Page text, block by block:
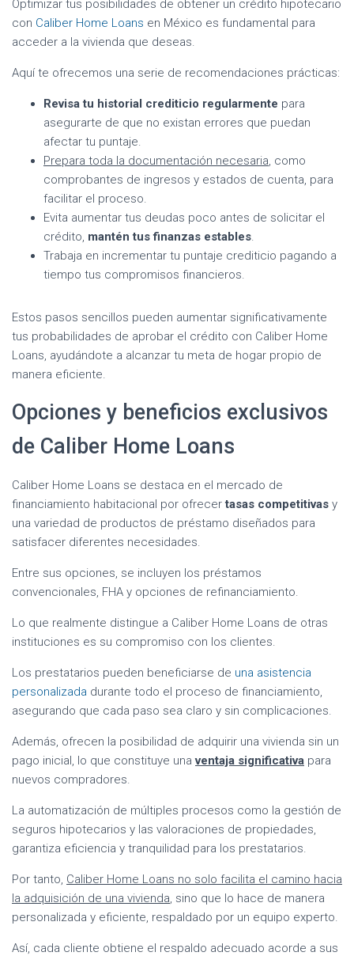
Optimizar tus posibilidades de obtener un crédito hipotecario
con Caliber Home Loans en México es fundamental para
acceder a la vivienda que deseas.
Aquí te ofrecemos una serie de recomendaciones prácticas:
Revisa tu historial crediticio regularmente para
asegurarte de que no existan errores que puedan
afectar tu puntaje.
Prepara toda la documentación necesaria, como
comprobantes de ingresos y estados de cuenta, para
facilitar el proceso.
Evita aumentar tus deudas poco antes de solicitar el
crédito, mantén tus finanzas estables.
Trabaja en incrementar tu puntaje crediticio pagando a
tiempo tus compromisos financieros.
Estos pasos sencillos pueden aumentar significativamente
tus probabilidades de aprobar el crédito con Caliber Home
Loans, ayudándote a alcanzar tu meta de hogar propio de
manera eficiente.
Opciones y beneficios exclusivos
de Caliber Home Loans
Caliber Home Loans se destaca en el mercado de
financiamiento habitacional por ofrecertasas competitivas y
una variedad de productos de préstamo diseñados para
satisfacer diferentes necesidades.
Entre sus opciones, se incluyen los préstamos
convencionales, FHA y opciones de refinanciamiento.
Lo que realmente distingue a Caliber Home Loans de otras
instituciones es su compromiso con los clientes.
Los prestatarios pueden beneficiarse de una asistencia
personalizada durante todo el proceso de financiamiento,
asegurando que cada paso sea claro y sin complicaciones.
Además, ofrecen la posibilidad de adquirir una vivienda sin un
pago inicial, lo que constituye unaventaja significativa para
nuevos compradores.
La automatización de múltiples procesos como la gestión de
seguros hipotecarios y las valoraciones de propiedades,
garantiza eficiencia y tranquilidad para los prestatarios.
Por tanto, Caliber Home Loans no solo facilita el camino hacia
la adquisición de una vivienda, sino que lo hace de manera
personalizada y eficiente, respaldado por un equipo experto.
Así, cada cliente obtiene el respaldo adecuado acorde a sus